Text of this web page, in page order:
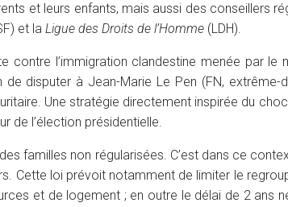
et leurs enfants, mais aussi des conseillers
et la Ligue des Droits de l’Homme (LDH).
l’immigration clandestine menée par le
disputer à Jean-Marie Le Pen (FN, extrême-
Une stratégie directement inspirée du
de l’élection présidentielle.
familles non régularisées. C’est dans ce
Cette loi prévoit notamment de limiter le
et de logement ; en outre le délai de 2 ans